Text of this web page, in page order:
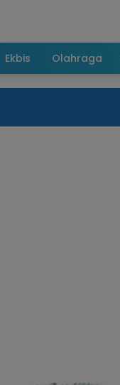
Ekbis Olahraga